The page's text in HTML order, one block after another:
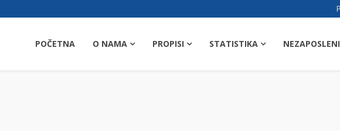
POČETNA O NAMA PROPISI STATISTIKA NEZAPOSLENI